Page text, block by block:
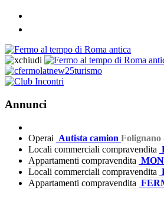
Annunci
Operai Autista camion Folignano
Locali commerciali compravendita
Appartamenti compravendita
Locali commerciali compravendita
Appartamenti compravendita